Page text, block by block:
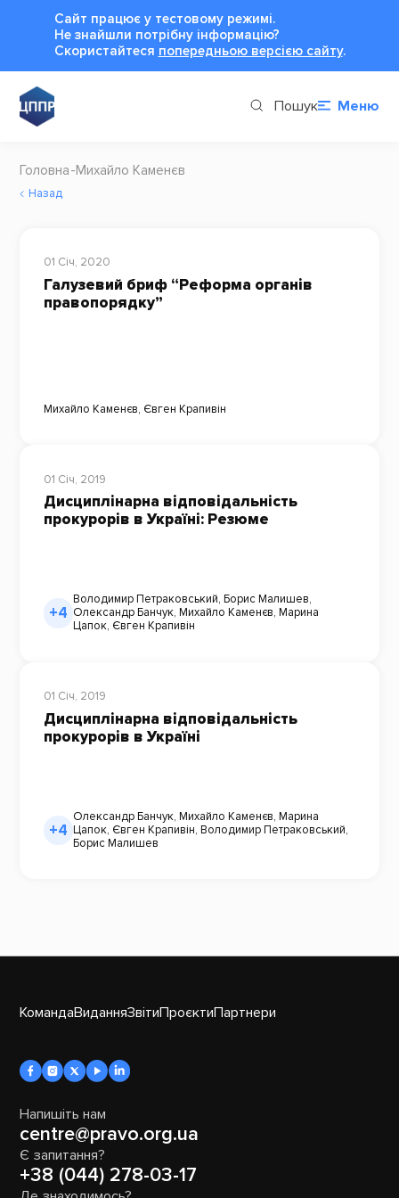
Сайт працює у тестовому режимі.
Не знайшли потрібну інформацію?
Cкористайтеся попередньою версією сайту.
Пошук Меню
Головна Михайло Каменєв
Назад
01 Січ, 2020
Галузевий бриф “Реформа органів
правопорядку”
Михайло Каменєв, Євген Крапивін
01 Січ, 2019
Дисциплінарна відповідальність
прокурорів в Україні: Резюме
+4
Володимир Петраковський, Борис Малишев,
Олександр Банчук, Михайло Каменєв, Марина
Цапок, Євген Крапивін
01 Січ, 2019
Дисциплінарна відповідальність
прокурорів в Україні
+4
Олександр Банчук, Михайло Каменєв, Марина
Цапок, Євген Крапивін, Володимир Петраковський,
Борис Малишев
КомандаВиданняЗвітиПроєктиПартнери
Напишіть нам
centre@pravo.org.ua
Є запитання?
+38 (044) 278-03-17